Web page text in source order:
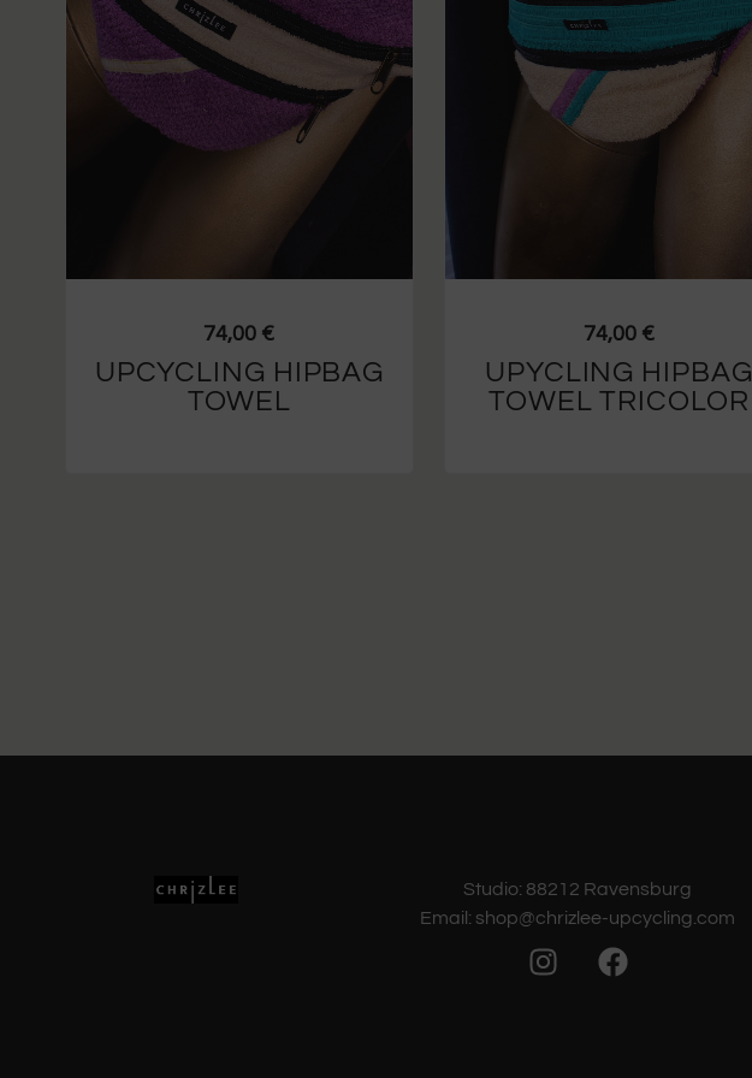
74,00 €
UPCYCLING HIPBAG
TOWEL
74,00 €
UPYCLING HIPBAG
TOWEL TRICOLOR
Studio: 88212 Ravensburg
Email: shop@chrizlee-upcycling.com